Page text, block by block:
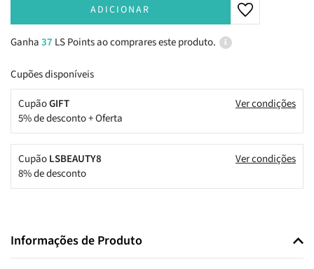
ADICIONAR
Ganha37 LS Points ao comprares este produto.
Cupões disponíveis
CupãoGIFT
5% de desconto + Oferta
Ver condições
CupãoLSBEAUTY8
8% de desconto
Ver condições
Informações de Produto